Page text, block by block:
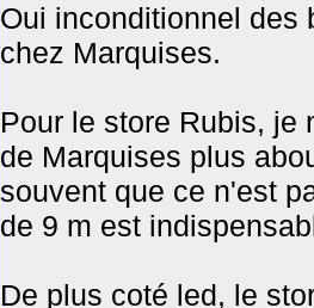
Oui inconditionnel des
chez Marquises.
Pour le store Rubis, je
de Marquises plus
souvent que ce n'est
de 9 m est
De plus coté led, le